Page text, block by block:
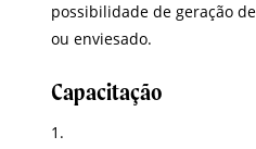
possibilidade de geração
ou enviesado.
Capacitação